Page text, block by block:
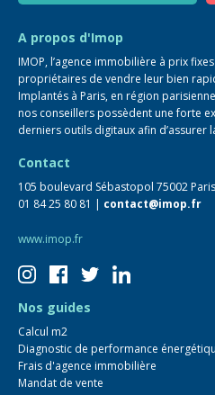
A propos d'Imop
IMOP, l’agence immobilière à prix
propriétaires de vendre leur bien
Implantés à Paris, en région
nos conseillers possèdent une forte
derniers outils digitaux afin d’assurer
Contact
105 boulevard Sébastopol 75002 Paris
01 84 25 80 81 | contact@imop.fr
www.imop.fr
Nos guides
Calcul m2
Diagnostic de performance
Frais d'agence immobilière
Mandat de vente